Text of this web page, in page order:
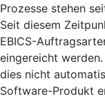
Prozesse stehen
Seit diesem
EBICS-
eingereicht
dies nicht
Software-Produkt